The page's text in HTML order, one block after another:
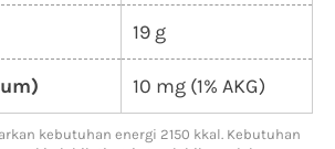
19 g
10 mg (1% AKG)
kebutuhan energi 2150 kkal. Kebutuhan